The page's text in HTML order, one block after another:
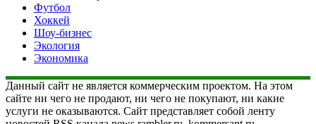
Футбол
Хоккей
Шоу-бизнес
Экология
Экономика
Данный сайт не является коммерческим проектом. На этом
сайте ни чего не продают, ни чего не покупают, ни какие
услуги не оказываются. Сайт представляет собой ленту